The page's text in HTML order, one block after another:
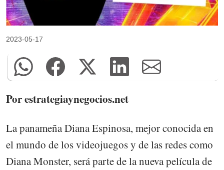
2023-05-17
Por estrategiaynegocios.net
La panameña Diana Espinosa, mejor conocida en
el mundo de los videojuegos y de las redes como
Diana Monster, será parte de la nueva película de